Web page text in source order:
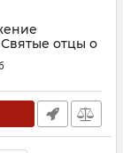
Святые отцы о
праздниках